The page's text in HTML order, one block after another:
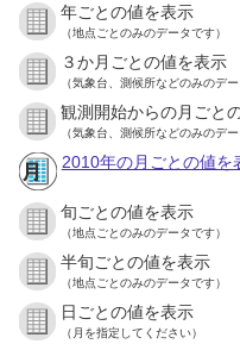
年ごとの値を表示
（地点ごとのみのデータです）
３か月ごとの値を表示
（気象台、測候所などのみのデー
観測開始からの月ごと
（気象台、測候所などのみのデー
2010年の月ごとの値を
旬ごとの値を表示
（地点ごとのみのデータです）
半旬ごとの値を表示
（地点ごとのみのデータです）
日ごとの値を表示
（月を指定してください）